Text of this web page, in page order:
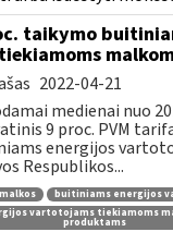
taikymo
2022-04-21
medienai nuo
9 proc. PVM
energijos
Respublikos...
malkos
buitiniams energijos
vartotojams tiekiamoms
produktams